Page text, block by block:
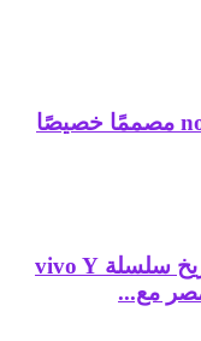
هاتف nova 15 Max مصممًا خصيصًا
أكبر بطارية في تاريخ سلسلة vivo Y
مع...